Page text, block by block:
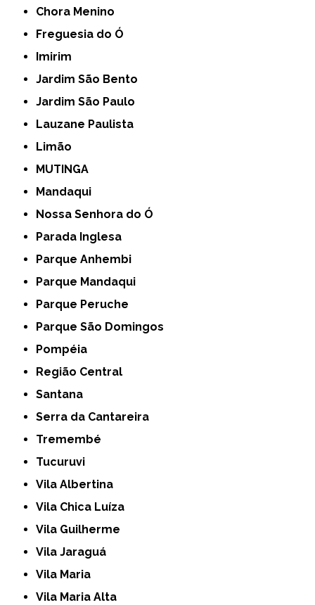
Chora Menino
Freguesia do Ó
Imirim
Jardim São Bento
Jardim São Paulo
Lauzane Paulista
Limão
MUTINGA
Mandaqui
Nossa Senhora do Ó
Parada Inglesa
Parque Anhembi
Parque Mandaqui
Parque Peruche
Parque São Domingos
Pompéia
Região Central
Santana
Serra da Cantareira
Tremembé
Tucuruvi
Vila Albertina
Vila Chica Luíza
Vila Guilherme
Vila Jaraguá
Vila Maria
Vila Maria Alta